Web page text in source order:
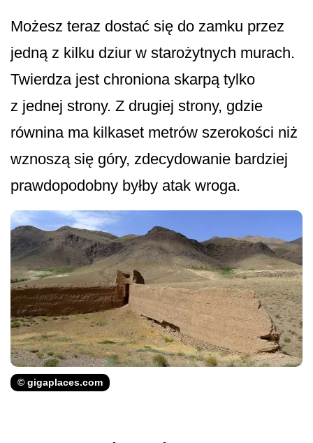
Możesz teraz dostać się do zamku przez
jedną z kilku dziur w starożytnych murach.
Twierdza jest chroniona skarpą tylko
z jednej strony. Z drugiej strony, gdzie
równina ma kilkaset metrów szerokości niż
wznoszą się góry, zdecydowanie bardziej
prawdopodobny byłby atak wroga.
© gigaplaces.com